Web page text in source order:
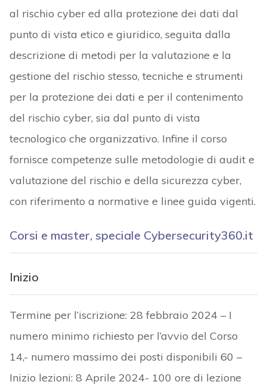
al rischio cyber ed alla protezione dei dati dal
punto di vista etico e giuridico, seguita dalla
descrizione di metodi per la valutazione e la
gestione del rischio stesso, tecniche e strumenti
per la protezione dei dati e per il contenimento
del rischio cyber, sia dal punto di vista
tecnologico che organizzativo. Infine il corso
fornisce competenze sulle metodologie di audit e
valutazione del rischio e della sicurezza cyber,
con riferimento a normative e linee guida vigenti.
Corsi e master, speciale Cybersecurity360.it
Inizio
Termine per l’iscrizione: 28 febbraio 2024 – I
numero minimo richiesto per l’avvio del Corso
14,- numero massimo dei posti disponibili 60 –
Inizio lezioni: 8 Aprile 2024- 100 ore di lezione